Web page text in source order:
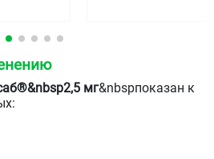
мг&nbspпоказан к
вследствие сердечно-